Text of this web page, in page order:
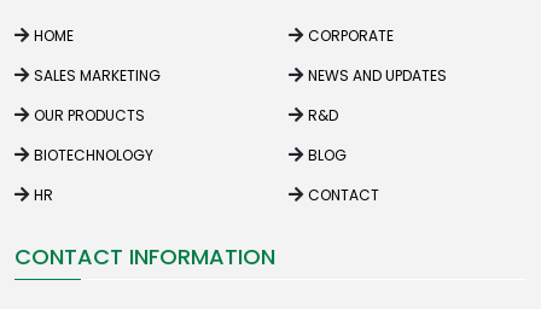
HOME
CORPORATE
SALES MARKETING
NEWS AND UPDATES
OUR PRODUCTS
R&D
BIOTECHNOLOGY
BLOG
HR
CONTACT
CONTACT INFORMATION